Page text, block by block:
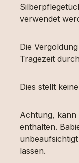
verwendet
Die
Tragezeit
Dies stellt
Achtung, kann
enthalten.
lassen.